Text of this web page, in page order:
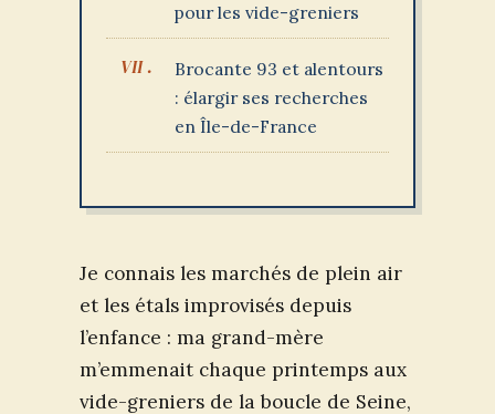
pour les vide-greniers
Brocante 93 et alentours
: élargir ses recherches
en Île-de-France
Je connais les marchés de plein air
et les étals improvisés depuis
l’enfance : ma grand-mère
m’emmenait chaque printemps aux
vide-greniers de la boucle de Seine,